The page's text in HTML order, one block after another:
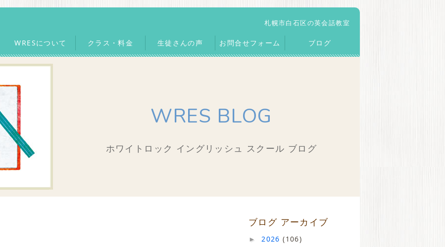
札幌市白石区の英会話教室
WRESについて クラス・料金 生徒さんの声 お問合せフォーム ブログ
WRES BLOG
ホワイトロック イングリッシュ スクール ブログ
ブログ アーカイブ
► 2026(106)